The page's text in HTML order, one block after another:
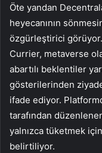
Öte yandan
heyecanının
özgürleştirici görüyor.
Currier, metaverse
abartılı beklentiler
gösterilerinden
ifade ediyor.
tarafından
yalnızca tüketmek
belirtiliyor.